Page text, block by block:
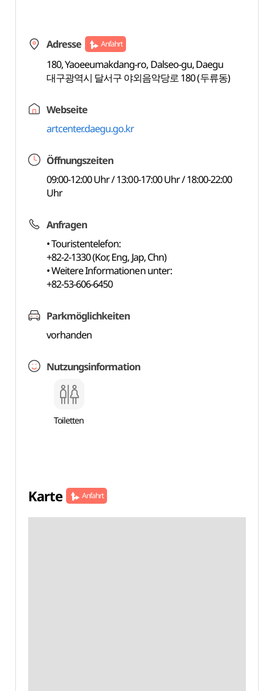
Adresse Anfahrt
180, Yaoeeumakdang-ro, Dalseo-gu, Daegu
대구광역시 달서구 야외음악당로 180 (두류동)
Webseite
artcenter.daegu.go.kr
Öffnungszeiten
09:00-12:00 Uhr / 13:00-17:00 Uhr / 18:00-22:00
Uhr
Anfragen
• Touristentelefon:
+82-2-1330 (Kor, Eng, Jap, Chn)
• Weitere Informationen unter:
+82-53-606-6450
Parkmöglichkeiten
vorhanden
Nutzungsinformation
Toiletten
Karte Anfahrt